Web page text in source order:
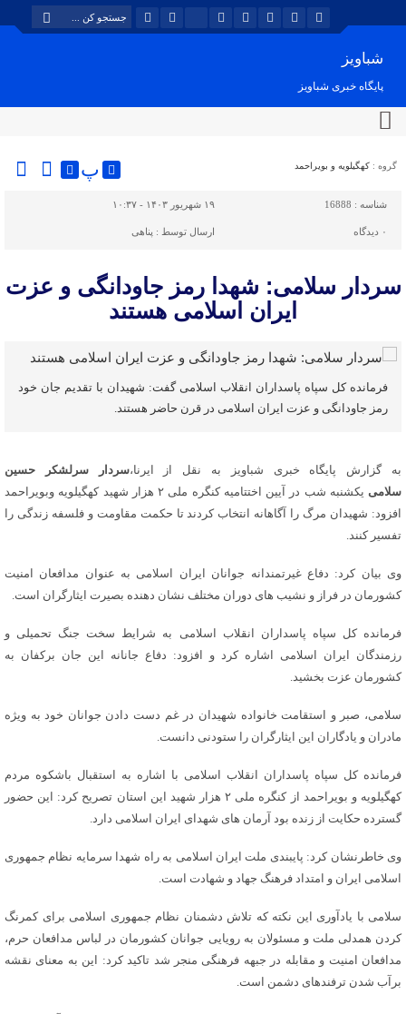
شباویز
پایگاه خبری شباویز
گروه : کهگیلویه و بویراحمد پ
شناسه : 16888 ۱۹ شهریور ۱۴۰۳ - ۱۰:۳۷
۰ دیدگاه ارسال توسط : پناهی
سردار سلامی: شهدا رمز جاودانگی و عزت
ایران اسلامی هستند
فرمانده کل سپاه پاسداران انقلاب اسلامی گفت: شهیدان با تقدیم جان خود
رمز جاودانگی و عزت ایران اسلامی در قرن حاضر هستند.
به گزارش پایگاه خبری شباویز به نقل از ایرنا،سردار سرلشکر حسین
سلامی
یکشنبه شب در آیین اختتامیه کنگره ملی ۲ هزار شهید کهگیلویه وبویراحمد
افزود: شهیدان مرگ را آگاهانه انتخاب کردند تا حکمت مقاومت و فلسفه زندگی را
تفسیر کنند.
وی بیان کرد: دفاع غیرتمندانه جوانان ایران اسلامی به عنوان مدافعان امنیت
کشورمان در فراز و نشیب های دوران مختلف نشان دهنده بصیرت ایثارگران است.
فرمانده کل سپاه پاسداران انقلاب اسلامی به شرایط سخت جنگ تحمیلی و
رزمندگان ایران اسلامی اشاره کرد و افزود: دفاع جانانه این جان برکفان به
کشورمان عزت بخشید.
سلامی، صبر و استقامت خانواده شهیدان در غم دست دادن جوانان خود به ویژه
مادران و یادگاران این ایثارگران را ستودنی دانست.
فرمانده کل سپاه پاسداران انقلاب اسلامی با اشاره به استقبال باشکوه مردم
کهگیلویه و بویراحمد از کنگره ملی ۲ هزار شهید این استان تصریح کرد: این حضور
گسترده حکایت از زنده بود آرمان های شهدای ایران اسلامی دارد.
وی خاطرنشان کرد: پایبندی ملت ایران اسلامی به راه شهدا سرمایه نظام جمهوری
اسلامی ایران و امتداد فرهنگ جهاد و شهادت است.
سلامی با یادآوری این نکته که تلاش دشمنان نظام جمهوری اسلامی برای کمرنگ
کردن همدلی ملت و مسئولان به رویایی جوانان کشورمان در لباس مدافعان حرم،
مدافعان امنیت و مقابله در جبهه فرهنگی منجر شد تاکید کرد: این به معنای نقشه
برآب شدن ترفندهای دشمن است.